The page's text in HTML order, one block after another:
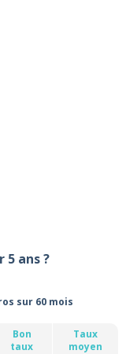
5 ans ?
sur 60 mois
Bon
taux
Taux
moyen